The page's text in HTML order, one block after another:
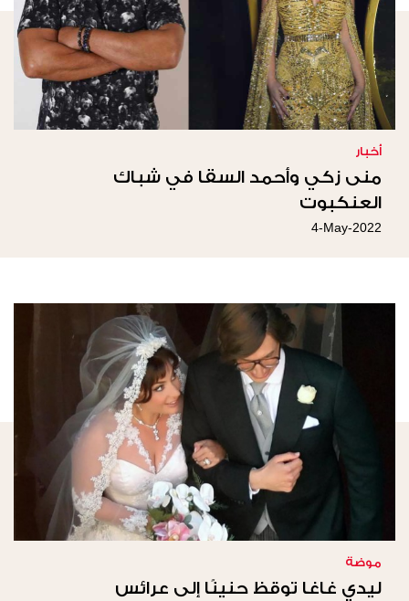
أخبار
منى زكي وأحمد السقا في شباك
العنكبوت
4-May-2022
موضة
ليدي غاغا توقظ حنينًا إلى عرائس